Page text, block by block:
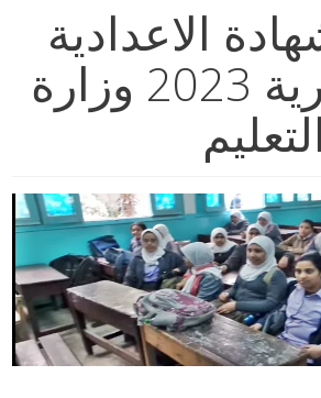
الاعدادية
بالاسكندرية 2023 وزارة